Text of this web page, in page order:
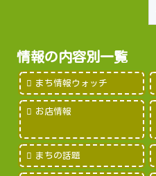
情報の内容別一覧
まち情報ウォッチ
お店情報
まちの話題